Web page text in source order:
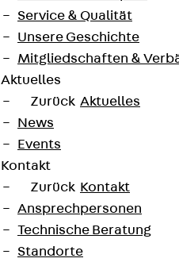
Service & Qualität
Unsere Geschichte
Mitgliedschaften &
Aktuelles
Zurück Aktuelles
News
Events
Kontakt
Zurück Kontakt
Ansprechpersonen
Technische Beratung
Standorte